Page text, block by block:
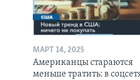
МАРТ 14, 2025
Американцы стараются
меньше тратить: в